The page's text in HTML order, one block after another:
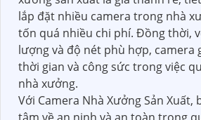
lắp đặt nhiều camera trong nhà
tốn quá nhiều chi phí. Đồng thời,
lượng và độ nét phù hợp, camera
thời gian và công sức trong việc
nhà xưởng.
Với Camera Nhà Xưởng Sản Xuất,